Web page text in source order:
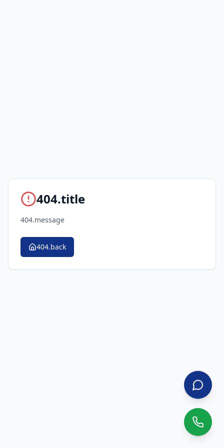
404.title
404.message
404.back